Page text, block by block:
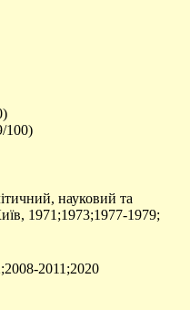
100)
науковий та
1971;1973;1977-1979;
2011;2020